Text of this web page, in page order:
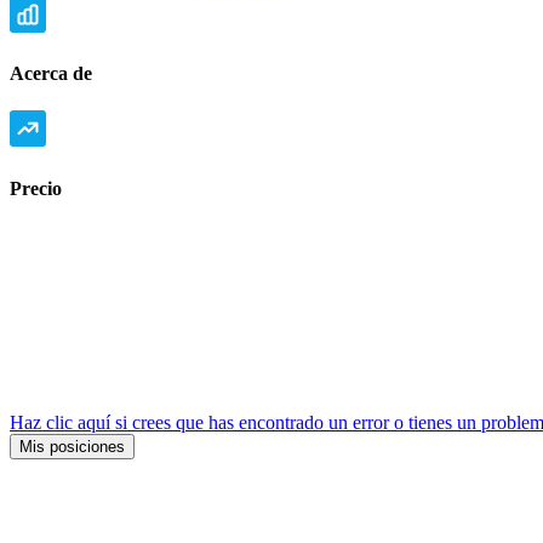
Acerca de
Precio
Haz clic aquí si crees que has encontrado un error o tienes un
Mis posiciones